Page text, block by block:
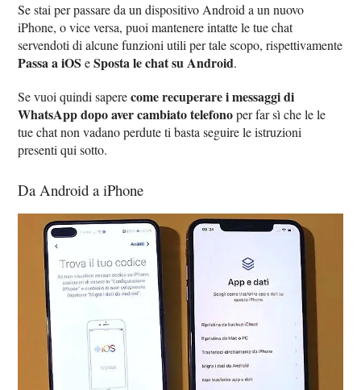
Se stai per passare da un dispositivo Android a un nuovo
iPhone, o vice versa, puoi mantenere intatte le tue chat
servendoti di alcune funzioni utili per tale scopo, rispettivamente
Passa a iOS eSposta le chat su Android.
Se vuoi quindi saperecome recuperare i messaggi di
WhatsApp dopo aver cambiato telefonoper far sì che le le
tue chat non vadano perdute ti basta seguire le istruzioni
presenti qui sotto.
Da Android a iPhone